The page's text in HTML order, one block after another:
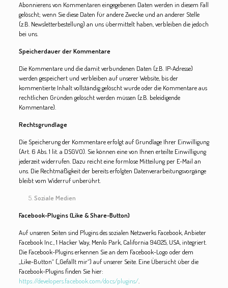
Abonnierens von Kommentaren eingegebenen Daten werden in diesem Fall
gelöscht; wenn Sie diese Daten für andere Zwecke und an anderer Stelle
(z.B. Newsletterbestellung) an uns übermittelt haben, verbleiben die jedoch
bei uns.
Speicherdauer der Kommentare
Die Kommentare und die damit verbundenen Daten (z.B. IP-Adresse)
werden gespeichert und verbleiben auf unserer Website, bis der
kommentierte Inhalt vollständig gelöscht wurde oder die Kommentare aus
rechtlichen Gründen gelöscht werden müssen (z.B. beleidigende
Kommentare).
Rechtsgrundlage
Die Speicherung der Kommentare erfolgt auf Grundlage Ihrer Einwilligung
(Art. 6 Abs. 1 lit. a DSGVO). Sie können eine von Ihnen erteilte Einwilligung
jederzeit widerrufen. Dazu reicht eine formlose Mitteilung per E-Mail an
uns. Die Rechtmäßigkeit der bereits erfolgten Datenverarbeitungsvorgänge
bleibt vom Widerruf unberührt.
Soziale Medien
Facebook-Plugins (Like & Share-Button)
Auf unseren Seiten sind Plugins des sozialen Netzwerks Facebook, Anbieter
Facebook Inc., 1 Hacker Way, Menlo Park, California 94025, USA, integriert.
Die Facebook-Plugins erkennen Sie an dem Facebook-Logo oder dem
„Like-Button“ („Gefällt mir“) auf unserer Seite. Eine Übersicht über die
Facebook-Plugins finden Sie hier:
https://developers.facebook.com/docs/plugins/.